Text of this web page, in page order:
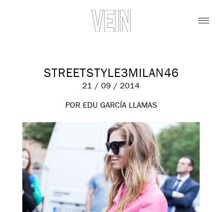
STREETSTYLE3MILAN46
21 / 09 / 2014
POR EDU GARCÍA LLAMAS